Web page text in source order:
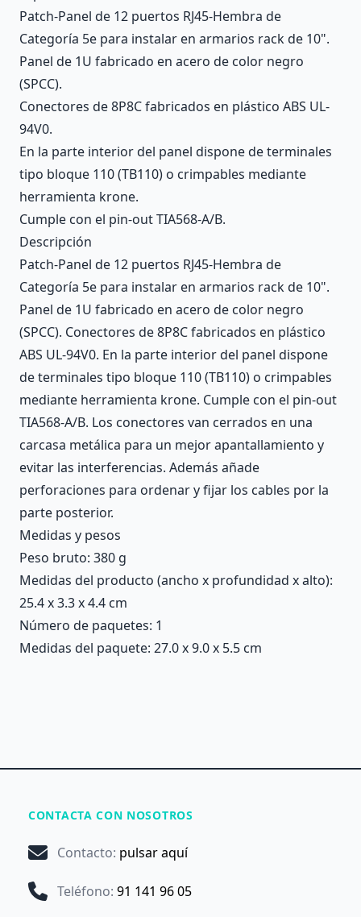
Patch-Panel de 12 puertos RJ45-Hembra de
Categoría 5e para instalar en armarios rack de 10".
Panel de 1U fabricado en acero de color negro
(SPCC).
Conectores de 8P8C fabricados en plástico ABS UL-
94V0.
En la parte interior del panel dispone de terminales
tipo bloque 110 (TB110) o crimpables mediante
herramienta krone.
Cumple con el pin-out TIA568-A/B.
Descripción
Patch-Panel de 12 puertos RJ45-Hembra de
Categoría 5e para instalar en armarios rack de 10".
Panel de 1U fabricado en acero de color negro
(SPCC). Conectores de 8P8C fabricados en plástico
ABS UL-94V0. En la parte interior del panel dispone
de terminales tipo bloque 110 (TB110) o crimpables
mediante herramienta krone. Cumple con el pin-out
TIA568-A/B. Los conectores van cerrados en una
carcasa metálica para un mejor apantallamiento y
evitar las interferencias. Además añade
perforaciones para ordenar y fijar los cables por la
parte posterior.
Medidas y pesos
Peso bruto: 380 g
Medidas del producto (ancho x profundidad x alto):
25.4 x 3.3 x 4.4 cm
Número de paquetes: 1
Medidas del paquete: 27.0 x 9.0 x 5.5 cm
CONTACTA CON NOSOTROS
Contacto: pulsar aquí
Teléfono: 91 141 96 05